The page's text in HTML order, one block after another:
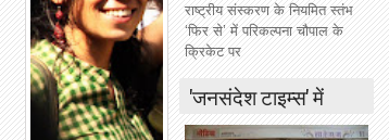
राष्ट्रीय संस्करण के नियमित स्तंभ
‘फिर से’ में परिकल्पना चौपाल के
क्रिकेट पर
'जनसंदेश टाइम्स' में